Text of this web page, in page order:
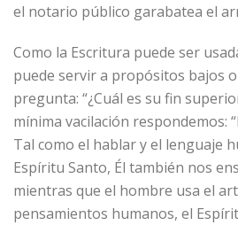
el notario público garabatea el
Como la Escritura puede ser
puede servir a propósitos bajos
pregunta: “¿Cuál es su fin
mínima vacilación respondemos:
Tal como el hablar y el lenguaje
Espíritu Santo, Él también nos
mientras que el hombre usa el
pensamientos humanos, el